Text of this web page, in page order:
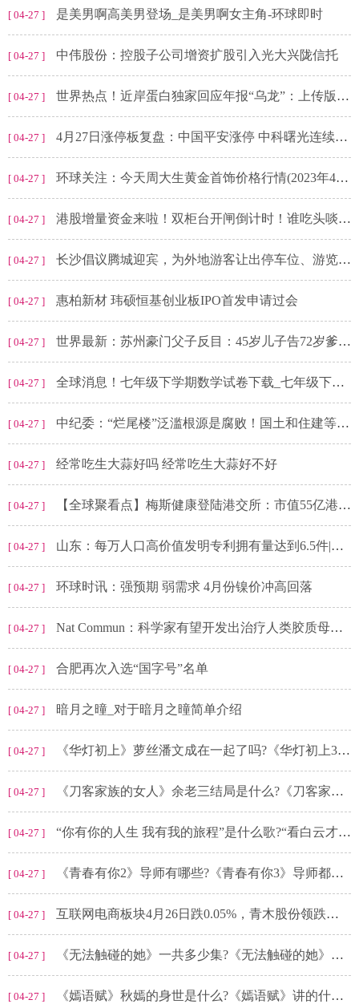
[ 04-27 ] 是美男啊高美男登场_是美男啊女主角-环球即时
[ 04-27 ] 中伟股份：控股子公司增资扩股引入光大兴陇信托
[ 04-27 ] 世界热点！近岸蛋白独家回应年报“乌龙”：上传版本出错，暂不确定会否受处罚
[ 04-27 ] 4月27日涨停板复盘：中国平安涨停 中科曙光连续跌停 焦点要闻
[ 04-27 ] 环球关注：今天周大生黄金首饰价格行情(2023年4月27日)
[ 04-27 ] 港股增量资金来啦！双柜台开闸倒计时！谁吃头啖汤？
[ 04-27 ] 长沙倡议腾城迎宾，为外地游客让出停车位、游览空间-全球观点
[ 04-27 ] 惠柏新材 玮硕恒基创业板IPO首发申请过会
[ 04-27 ] 世界最新：苏州豪门父子反目：45岁儿子告72岁爹，40亿市值没了！
[ 04-27 ] 全球消息！七年级下学期数学试卷下载_七年级下学期数学试卷
[ 04-27 ] 中纪委：“烂尾楼”泛滥根源是腐败！国土和住建等部门是重灾区！_环球报资讯
[ 04-27 ] 经常吃生大蒜好吗 经常吃生大蒜好不好
[ 04-27 ] 【全球聚看点】梅斯健康登陆港交所：市值55亿港元，启明创投自2015年起一路陪伴
[ 04-27 ] 山东：每万人口高价值发明专利拥有量达到6.5件|全球速读
[ 04-27 ] 环球时讯：强预期 弱需求 4月份镍价冲高回落
[ 04-27 ] Nat Commun：科学家有望开发出治疗人类胶质母细胞瘤的新型疗法
[ 04-27 ] 合肥再次入选“国字号”名单
[ 04-27 ] 暗月之曈_对于暗月之曈简单介绍
[ 04-27 ] 《华灯初上》萝丝潘文成在一起了吗?《华灯初上3》结局什么意思?
[ 04-27 ] 《刀客家族的女人》余老三结局是什么?《刀客家族的女人》讲的是什么?
[ 04-27 ] “你有你的人生 我有我的旅程”是什么歌?“看白云才看清了我自己”是什么歌?
[ 04-27 ] 《青春有你2》导师有哪些?《青春有你3》导师都有谁?
[ 04-27 ] 互联网电商板块4月26日跌0.05%，青木股份领跌，主力资金净流出2729.89万元 环球微动态
[ 04-27 ] 《无法触碰的她》一共多少集?《无法触碰的她》讲了什么?
[ 04-27 ] 《嫣语赋》秋嫣的身世是什么?《嫣语赋》讲的什么故事?